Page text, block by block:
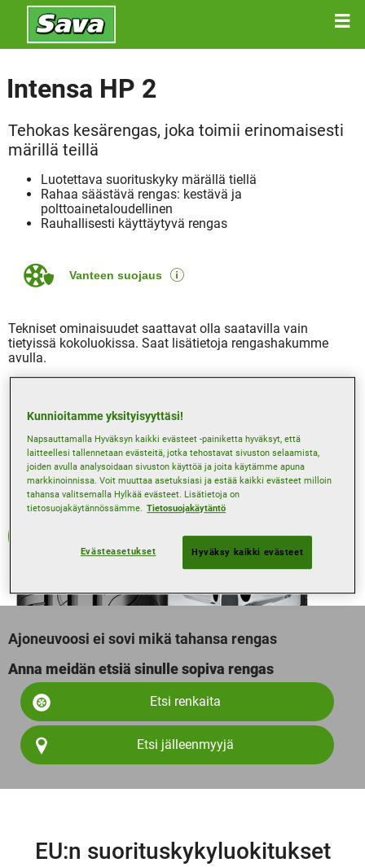
Intensa HP 2
Tehokas kesärengas, joka toimii erinomaisesti
märillä teillä
Luotettava suorituskyky märällä tiellä
Rahaa säästävä rengas: kestävä ja
polttoainetaloudellinen
Rauhallisesti käyttäytyvä rengas
Vanteen suojaus
Tekniset ominaisuudet saattavat olla saatavilla vain
tietyissä kokoluokissa. Saat lisätietoja rengashakumme
avulla.
Ajoneuvoosi ei sovi mikä tahansa rengas
Anna meidän etsiä sinulle sopiva rengas
Etsi renkaita
Etsi jälleenmyyjä
EU:n suorituskykyluokitukset
Kunnioitamme yksityisyyttäsi!
Napsauttamalla Hyväksyn kaikki evästeet -painiketta hyväksyt, että
laitteellesi tallennetaan evästeitä, jotka tehostavat sivuston selaamista,
joiden avulla analysoidaan sivuston käyttöä ja joita käytämme apuna
markkinoinnissa. Voit muuttaa asetuksiasi ja estää kaikki evästeet milloin
tahansa valitsemalla Hylkää evästeet. Lisätietoja on
tietosuojakäytännössämme. Tietosuojakäytäntö
Evästeasetukset Hyväksy kaikki evästeet